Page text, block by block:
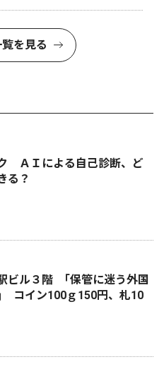
を見る
ＡＩによる自己診断、ど
る？
ビル３階 ｢保管に迷う外国
コイン100ｇ150円、札10